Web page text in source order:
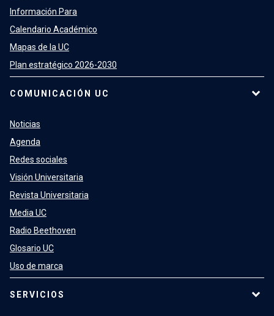
Información Para
Calendario Académico
Mapas de la UC
Plan estratégico 2026-2030
COMUNICACIÓN UC
Noticias
Agenda
Redes sociales
Visión Universitaria
Revista Universitaria
Media UC
Radio Beethoven
Glosario UC
Uso de marca
SERVICIOS